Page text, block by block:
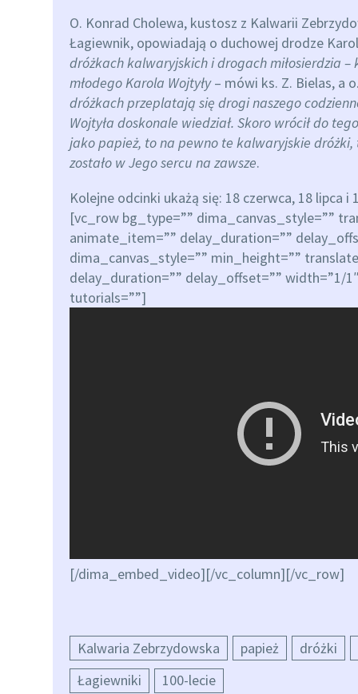
O. Konrad Cholewa, kustosz z Kalwarii
Łagiewnik, opowiadają o duchowej drodze
dróżkach kalwaryjskich i drogach miłosierdzia –
młodego Karola Wojtyły– mówi ks. Z. Bielas, a
dróżkach przeplatają się drogi naszego
Wojtyła doskonale wiedział. Skoro wrócił do
jako papież, to na pewno te kalwaryjskie dróżki,
zostało w Jego sercu na zawsze.
Kolejne odcinki ukażą się: 18 czerwca, 18
[vc_row bg_type=”” dima_canvas_style=””
animate_item=”” delay_duration=””
dima_canvas_style=”” min_height=””
delay_duration=”” delay_offset=”” width=”1/
tutorials=””]
[/dima_embed_video][/vc_column][/vc_row]
Kalwaria Zebrzydowska papież
dróżki
Łagiewniki
100-lecie